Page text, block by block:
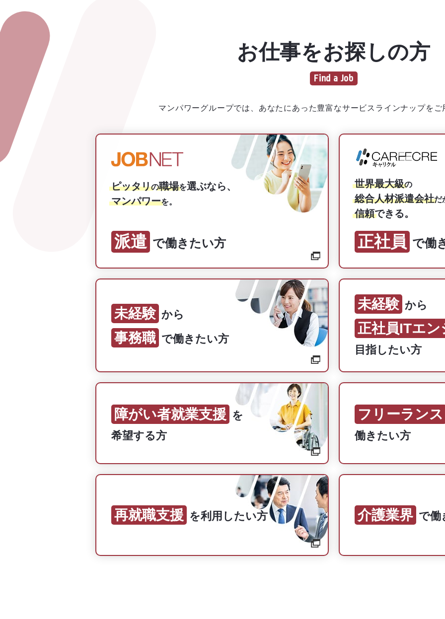
お仕事をお探しの方
マンパワーグループでは、あなたにあった豊富なサービスラインナップを
ピッタリの職場を選ぶなら、
マンパワーを。
派遣 で働きたい方
世界最大級の
総合人材派遣会社だ
信頼できる。
正社員 で働
未経験 から
事務職 で働きたい方
未経験 から
正社員ITエン
目指したい方
障がい者就業支援 を
希望する方
フリーランス
働きたい方
再就職支援 を利用したい方 介護業界 で働